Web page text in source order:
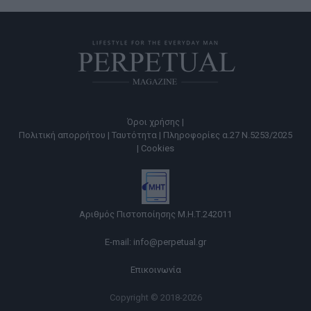
Όροι χρήσης |
Πολιτική απορρήτου | Ταυτότητα | Πληροφορίες α.27 Ν.5253/2025
| Cookies
Αριθμός Πιστοποίησης Μ.Η.Τ.242011
E-mail: info@perpetual.gr
Επικοινωνία
Copyright © 2018-2026